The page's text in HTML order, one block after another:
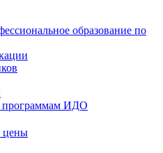
образование по
программам ИДО
цены